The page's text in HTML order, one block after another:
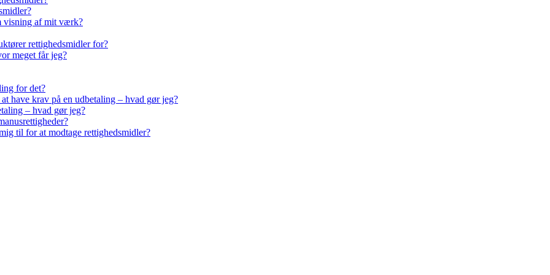
visning af mit værk?
rettighedsmidler for?
meget får jeg?
for det?
have krav på en udbetaling – hvad gør jeg?
– hvad gør jeg?
til for at modtage rettighedsmidler?